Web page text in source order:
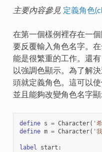
主要內容參見 定義角色
在第一個樣例裡存在一
要反覆輸入角色名字。
能是很繁重的工作。還
以強調色顯示。為了解
頭就定義角色。這可以
並且能夠改變角色名字顯
define s = Character( '
define m = Character( '
label start :